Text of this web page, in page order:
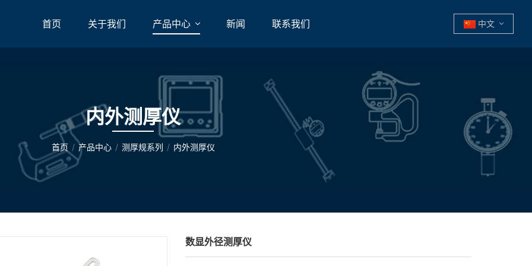
首页 关于我们 产品中心 新闻 联系我们 中文
内外测厚仪
首页 产品中心 测厚规系列 内外测厚仪
数显外径测厚仪